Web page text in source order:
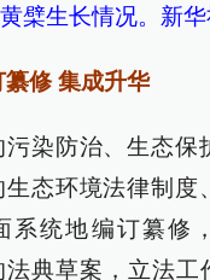
檗生长情况。新
修 集成升华
染防治、生态保
态环境法律制度
系统地编订纂修
法典草案，立法工